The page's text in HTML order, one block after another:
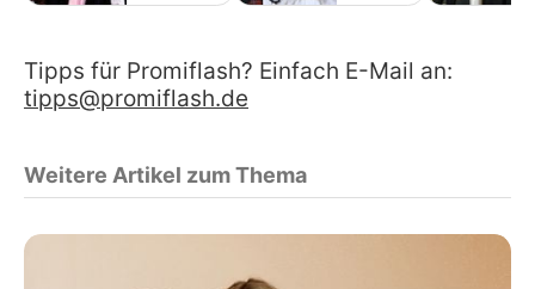
Tipps für Promiflash? Einfach E-Mail an:
tipps@promiflash.de
Weitere Artikel zum Thema